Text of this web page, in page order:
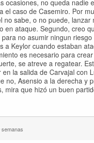
ocasiones, no queda
el caso de Casemiro. Por
sabe, o no puede,
en ataque. Segundo, creo
no asumir ningun
a Keylor cuando estaban
es necesario para
se atreve a regatear.
la salida de Carvajal con
no, Asensio a la derecha y
mira que hizó un buen